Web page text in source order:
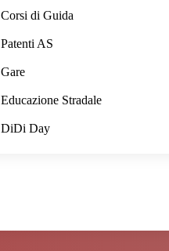
Corsi di Guida
Patenti AS
Gare
Educazione Stradale
DiDi Day